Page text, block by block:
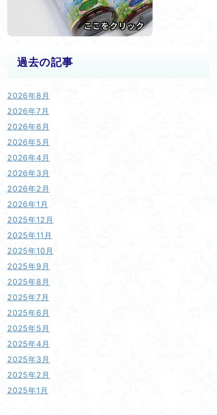
過去の記事
2026年8月
2026年7月
2026年6月
2026年5月
2026年4月
2026年3月
2026年2月
2026年1月
2025年12月
2025年11月
2025年10月
2025年9月
2025年8月
2025年7月
2025年6月
2025年5月
2025年4月
2025年3月
2025年2月
2025年1月